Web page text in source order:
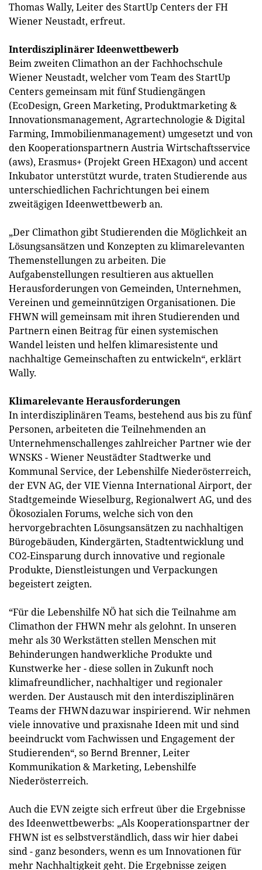
Thomas Wally, Leiter des StartUp Centers der FH
Wiener Neustadt, erfreut.
Interdisziplinärer Ideenwettbewerb
Beim zweiten Climathon an der Fachhochschule
Wiener Neustadt, welcher vom Team des StartUp
Centers gemeinsam mit fünf Studiengängen
(EcoDesign, Green Marketing, Produktmarketing &
Innovationsmanagement, Agrartechnologie & Digital
Farming, Immobilienmanagement) umgesetzt und von
den Kooperationspartnern Austria Wirtschaftsservice
(aws), Erasmus+ (Projekt Green HExagon) und accent
Inkubator unterstützt wurde, traten Studierende aus
unterschiedlichen Fachrichtungen bei einem
zweitägigen Ideenwettbewerb an.
„Der Climathon gibt Studierenden die Möglichkeit an
Lösungsansätzen und Konzepten zu klimarelevanten
Themenstellungen zu arbeiten. Die
Aufgabenstellungen resultieren aus aktuellen
Herausforderungen von Gemeinden, Unternehmen,
Vereinen und gemeinnützigen Organisationen. Die
FHWN will gemeinsam mit ihren Studierenden und
Partnern einen Beitrag für einen systemischen
Wandel leisten und helfen klimaresistente und
nachhaltige Gemeinschaften zu entwickeln“, erklärt
Wally.
Klimarelevante Herausforderungen
In interdisziplinären Teams, bestehend aus bis zu fünf
Personen, arbeiteten die Teilnehmenden an
Unternehmenschallenges zahlreicher Partner wie der
WNSKS - Wiener Neustädter Stadtwerke und
Kommunal Service, der Lebenshilfe Niederösterreich,
der EVN AG, der VIE Vienna International Airport, der
Stadtgemeinde Wieselburg, Regionalwert AG, und des
Ökosozialen Forums, welche sich von den
hervorgebrachten Lösungsansätzen zu nachhaltigen
Bürogebäuden, Kindergärten, Stadtentwicklung und
CO2-Einsparung durch innovative und regionale
Produkte, Dienstleistungen und Verpackungen
begeistert zeigten.
“Für die Lebenshilfe NÖ hat sich die Teilnahme am
Climathon der FHWN mehr als gelohnt. In unseren
mehr als 30 Werkstätten stellen Menschen mit
Behinderungen handwerkliche Produkte und
Kunstwerke her - diese sollen in Zukunft noch
klimafreundlicher, nachhaltiger und regionaler
werden. Der Austausch mit den interdisziplinären
Teams der FHWN dazu war inspirierend. Wir nehmen
viele innovative und praxisnahe Ideen mit und sind
beeindruckt vom Fachwissen und Engagement der
Studierenden“, so Bernd Brenner, Leiter
Kommunikation & Marketing, Lebenshilfe
Niederösterreich.
Auch die EVN zeigte sich erfreut über die Ergebnisse
des Ideenwettbewerbs: „Als Kooperationspartner der
FHWN ist es selbstverständlich, dass wir hier dabei
sind - ganz besonders, wenn es um Innovationen für
mehr Nachhaltigkeit geht. Die Ergebnisse zeigen